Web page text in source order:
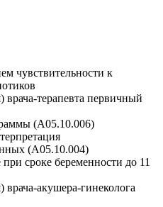
чувствительности к
врача-терапевта первичный
(A05.10.006)
(A05.10.004)
при сроке беременности до 11
акушера-гинеколога